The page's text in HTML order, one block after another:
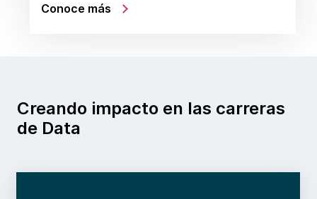
Conoce más
Creando impacto en las carreras
de Data